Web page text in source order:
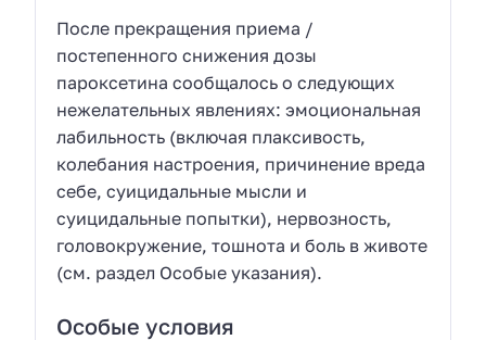
После прекращения приема /
постепенного снижения дозы
пароксетина сообщалось о следующих
нежелательных явлениях: эмоциональная
лабильность (включая плаксивость,
колебания настроения, причинение вреда
себе, суицидальные мысли и
суицидальные попытки), нервозность,
головокружение, тошнота и боль в животе
(см. раздел Особые указания).
Особые условия